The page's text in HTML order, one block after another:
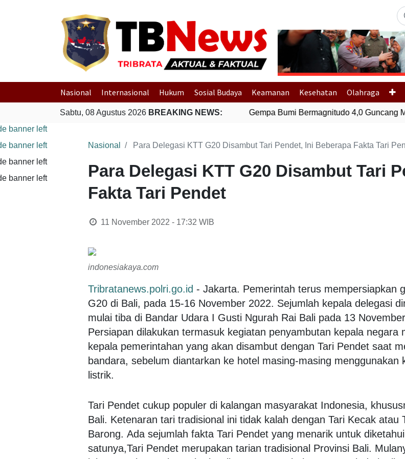
Previous
Nasional Internasional Hukum Sosial Budaya Keamanan Kesehatan Olahraga
Sabtu, 08 Agustus 2026 BREAKING NEWS: Gempa Bumi Bermagnitudo 4,0 Guncang
Nasional Para Delegasi KTT G20 Disambut Tari Pendet, Ini Beberapa Fakta Tari
Para Delegasi KTT G20 Disambut Tari
Fakta Tari Pendet
11 November 2022 - 17:32 WIB
indonesiakaya.com
Tribratanews.polri.go.id - Jakarta. Pemerintah terus mempersiapkan
G20 di Bali, pada 15-16 November 2022. Sejumlah kepala delegasi
mulai tiba di Bandar Udara I Gusti Ngurah Rai Bali pada 13
Persiapan dilakukan termasuk kegiatan penyambutan kepala negara
kepala pemerintahan yang akan disambut dengan Tari Pendet saat
bandara, sebelum diantarkan ke hotel masing-masing menggunakan
listrik.
Tari Pendet cukup populer di kalangan masyarakat Indonesia,
Bali. Ketenaran tari tradisional ini tidak kalah dengan Tari Kecak atau
Barong. Ada sejumlah fakta Tari Pendet yang menarik untuk
satunya,Tari Pendet merupakan tarian tradisional Provinsi Bali.